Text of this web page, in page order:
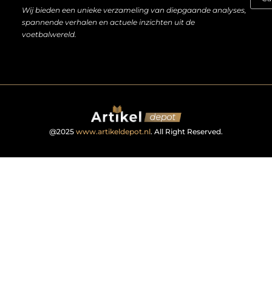
Wij bieden een unieke verzameling van diepgaande analyses,
spannende verhalen en actuele inzichten uit de
voetbalwereld.
@2025 www.artikeldepot.nl. All Right Reserved.